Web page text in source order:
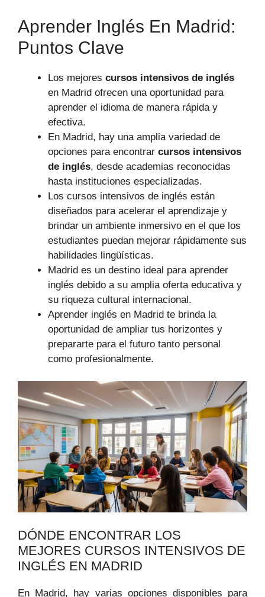
Aprender Inglés En Madrid:
Puntos Clave
Los mejores cursos intensivos de inglés
en Madrid ofrecen una oportunidad para
aprender el idioma de manera rápida y
efectiva.
En Madrid, hay una amplia variedad de
opciones para encontrar cursos intensivos
de inglés, desde academias reconocidas
hasta instituciones especializadas.
Los cursos intensivos de inglés están
diseñados para acelerar el aprendizaje y
brindar un ambiente inmersivo en el que los
estudiantes puedan mejorar rápidamente sus
habilidades lingüísticas.
Madrid es un destino ideal para aprender
inglés debido a su amplia oferta educativa y
su riqueza cultural internacional.
Aprender inglés en Madrid te brinda la
oportunidad de ampliar tus horizontes y
prepararte para el futuro tanto personal
como profesionalmente.
DÓNDE ENCONTRAR LOS
MEJORES CURSOS INTENSIVOS DE
INGLÉS EN MADRID
En Madrid, hay varias opciones disponibles para